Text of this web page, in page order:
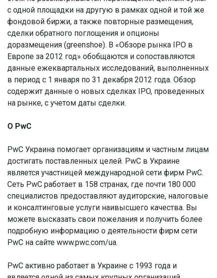
с одной площадки на другую в рамках одной и той же
фондовой биржи, а также повторные размещения,
сделки обратного поглощения и опционы
доразмещения (greenshoe). В «Обзоре рынка IPO в
Европе за 2012 год» обобщаются и сопоставляются
данные ежеквартальных исследований, выполненных
в период с 1 января по 31 декабря 2012 года. Обзор
содержит данные о новых сделках IPO, проведенных
на рынке, с учетом даты сделки.
О PwC
PwC Украина помогает организациям и частным лицам
достигать поставленных целей. PwC в Украине
является участницей международной сети фирм PwC.
Сеть PwC работает в 158 странах, где почти 180 000
специалистов предоставляют аудиторские, налоговые
и консалтинговые услуги наивысшего качества. Вы
можете высказать свои пожелания и получить более
подробную информацию о деятельности фирм сети
PwC на сайте www.pwc.com/ua.
PwC активно работает в Украине с 1993 года и